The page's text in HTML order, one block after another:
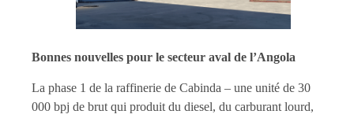
Bonnes nouvelles pour le secteur aval de l’Angola
La phase 1 de la raffinerie de Cabinda – une unité de 30
000 bpj de brut qui produit du diesel, du carburant lourd,